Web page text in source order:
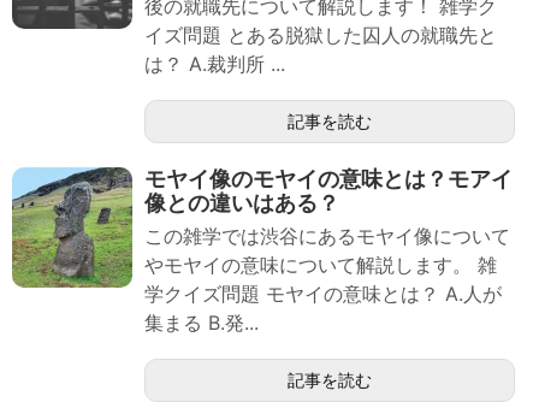
後の就職先について解説します！ 雑学ク
イズ問題 とある脱獄した囚人の就職先と
は？ A.裁判所 ...
記事を読む
モヤイ像のモヤイの意味とは？モアイ
像との違いはある？
この雑学では渋谷にあるモヤイ像について
やモヤイの意味について解説します。 雑
学クイズ問題 モヤイの意味とは？ A.人が
集まる B.発...
記事を読む